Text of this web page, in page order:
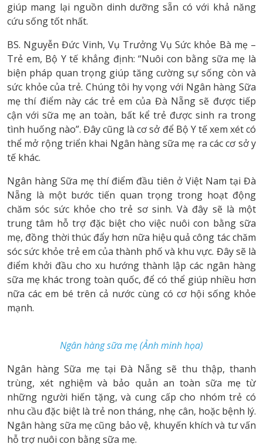
giúp mang lại nguồn dinh dưỡng sẵn có với khả năng
cứu sống tốt nhất.
BS. Nguyễn Đức Vinh, Vụ Trưởng Vụ Sức khỏe Bà mẹ –
Trẻ em, Bộ Y tế khẳng định: “Nuôi con bằng sữa mẹ là
biện pháp quan trọng giúp tăng cường sự sống còn và
sức khỏe của trẻ. Chúng tôi hy vọng với Ngân hàng Sữa
mẹ thí điểm này các trẻ em của Đà Nẵng sẽ được tiếp
cận với sữa mẹ an toàn, bất kể trẻ được sinh ra trong
tình huống nào”. Đây cũng là cơ sở để Bộ Y tế xem xét có
thể mở rộng triển khai Ngân hàng sữa mẹ ra các cơ sở y
tế khác.
Ngân hàng Sữa mẹ thí điểm đầu tiên ở Việt Nam tại Đà
Nẵng là một bước tiến quan trọng trong hoạt động
chăm sóc sức khỏe cho trẻ sơ sinh. Và đây sẽ là một
trung tâm hỗ trợ đặc biệt cho việc nuôi con bằng sữa
mẹ, đồng thời thúc đẩy hơn nữa hiệu quả công tác chăm
sóc sức khỏe trẻ em của thành phố và khu vực. Đây sẽ là
điểm khởi đầu cho xu hướng thành lập các ngân hàng
sữa mẹ khác trong toàn quốc, để có thể giúp nhiều hơn
nữa các em bé trên cả nước cùng có cơ hội sống khỏe
mạnh.
Ngân hàng sữa mẹ (Ảnh minh họa)
Ngân hàng Sữa mẹ tại Đà Nẵng sẽ thu thập, thanh
trùng, xét nghiệm và bảo quản an toàn sữa mẹ từ
những người hiến tặng, và cung cấp cho nhóm trẻ có
nhu cầu đặc biệt là trẻ non tháng, nhẹ cân, hoặc bệnh lý.
Ngân hàng sữa mẹ cũng bảo vệ, khuyến khích và tư vấn
hỗ trợ nuôi con bằng sữa mẹ.